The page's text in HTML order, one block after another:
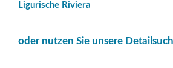
Ligurische Riviera
oder nutzen Sie unsere